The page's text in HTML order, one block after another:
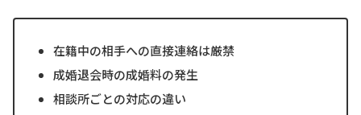
在籍中の相手への直接連絡は厳禁
成婚退会時の成婚料の発生
相談所ごとの対応の違い